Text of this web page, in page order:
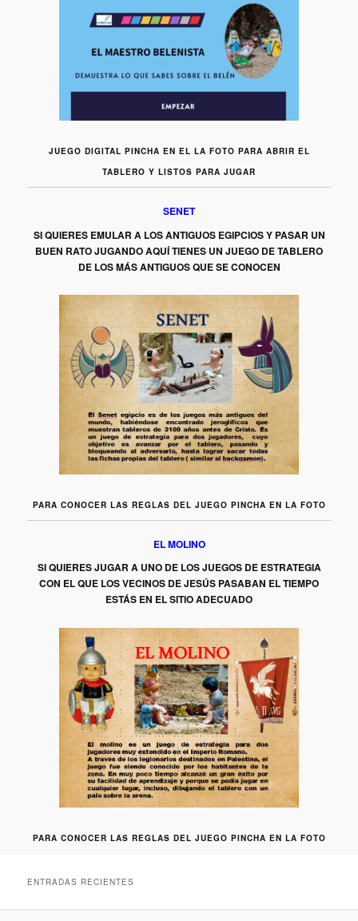
JUEGO DIGITAL PINCHA EN EL LA FOTO PARA ABRIR EL
TABLERO Y LISTOS PARA JUGAR
SENET
SI QUIERES EMULAR A LOS ANTIGUOS EGIPCIOS Y PASAR UN
BUEN RATO JUGANDO AQUÍ TIENES UN JUEGO DE TABLERO
DE LOS MÁS ANTIGUOS QUE SE CONOCEN
PARA CONOCER LAS REGLAS DEL JUEGO PINCHA EN LA FOTO
EL MOLINO
SI QUIERES JUGAR A UNO DE LOS JUEGOS DE ESTRATEGIA
CON EL QUE LOS VECINOS DE JESÚS PASABAN EL TIEMPO
ESTÁS EN EL SITIO ADECUADO
PARA CONOCER LAS REGLAS DEL JUEGO PINCHA EN LA FOTO
ENTRADAS RECIENTES